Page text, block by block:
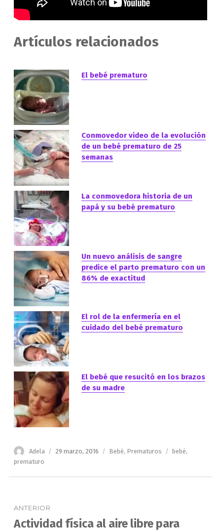
Artículos relacionados
El bebé prematuro
Conmovedor video de la evolución
de un bebé prematuro de 25
semanas
La conmovedora historia de un
papá y su bebé prematuro
Un nuevo análisis de sangre
predice el parto prematuro con un
86% de exactitud
El rol de la enfermería en el
cuidado del bebé prematuro
El bebé que resucitó en los brazos
de su madre
Autor
Adela
Publicado
29 marzo, 2016 Categorías
Bebé, Prematuros Etiquetas
bebé,
prematuro
de
ANTERIOR
Entrada
Actividad física al aire libre para